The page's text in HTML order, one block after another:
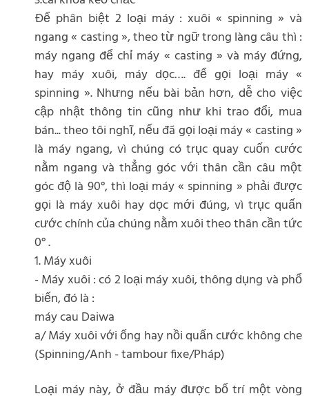
Để phân biệt 2 loại máy : xuôi « spinning » và
ngang « casting », theo từ ngữ trong làng câu thì :
máy ngang để chỉ máy « casting » và máy đứng,
hay máy xuôi, máy dọc…. để gọi loại máy «
spinning ». Nhưng nếu bài bản hơn, dễ cho việc
cập nhật thông tin cũng như khi trao đổi, mua
bán... theo tôi nghĩ, nếu đã gọi loại máy « casting »
là máy ngang, vì chúng có trục quay cuốn cước
nằm ngang và thẳng góc với thân cần câu một
góc độ là 90°, thì loại máy « spinning » phải được
gọi là máy xuôi hay dọc mới đúng, vì trục quấn
cước chính của chúng nằm xuôi theo thân cần tức
0° .
1. Máy xuôi
- Máy xuôi : có 2 loại máy xuôi, thông dụng và phổ
biến, đó là :
máy cau Daiwa
a/ Máy xuôi với ống hay nồi quấn cước không che
(Spinning/Anh - tambour fixe/Pháp)
Loại máy này, ở đầu máy được bố trí một vòng